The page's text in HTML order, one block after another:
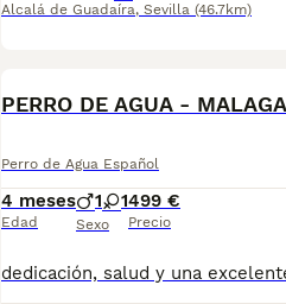
Alcalá de Guadaíra, Sevilla (46.7km)
PERRO DE AGUA -
Perro de Agua Español
4 meses
Edad
1 1
Sexo
499 €
Precio